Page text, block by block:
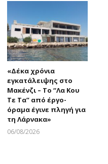
«Δέκα χρόνια
εγκατάλειψης στο
Μακένζι – Το “Λα Κου
Τε Τα” από έργο-
όραμα έγινε πληγή για
τη Λάρνακα»
06/08/2026